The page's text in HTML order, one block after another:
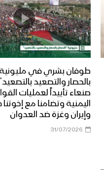
طوفان بشري في مليونية
بالحصار والتصعيد
صنعاء تأييداً لعمليات
اليمنية وتضامنا مع
وإيران وغزة ضد العدوان
31/07/2026